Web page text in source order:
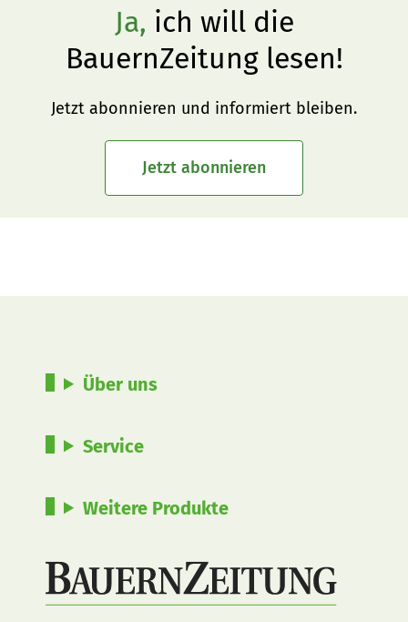
Ja, ich will die
BauernZeitung lesen!
Jetzt abonnieren und informiert bleiben.
Jetzt abonnieren
Über uns
Service
Weitere Produkte